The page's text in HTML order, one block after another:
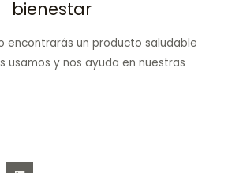
bienestar
encontrarás un producto saludable
usamos y nos ayuda en nuestras